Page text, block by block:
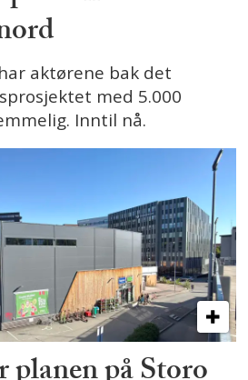
aktørene bak det
med 5.000
Inntil nå.